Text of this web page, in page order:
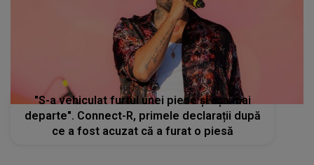
"S-a vehiculat furtul unei piese și așa mai
departe". Connect-R, primele declarații după
ce a fost acuzat că a furat o piesă